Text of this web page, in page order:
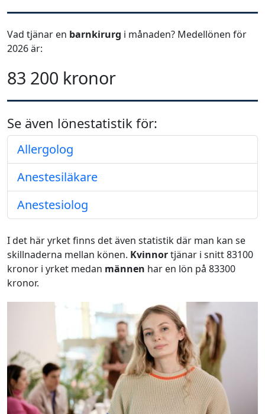
Vad tjänar en barnkirurg i månaden? Medellönen för
2026 är:
83 200 kronor
Se även lönestatistik för:
Allergolog
Anestesiläkare
Anestesiolog
I det här yrket finns det även statistik där man kan se
skillnaderna mellan könen. Kvinnortjänar i snitt 83100
kronor i yrket medan männen har en lön på 83300
kronor.